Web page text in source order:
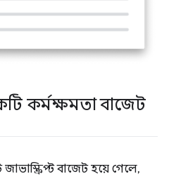
কর্মক্ষমতা বাজেট
বাজেট হয়ে গেলে,